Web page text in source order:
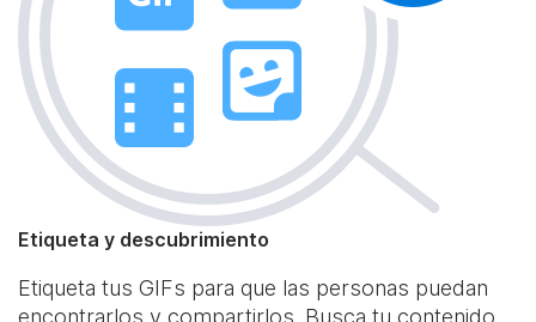
Etiqueta y descubrimiento
Etiqueta tus GIFs para que las personas puedan
encontrarlos y compartirlos. Busca tu contenido